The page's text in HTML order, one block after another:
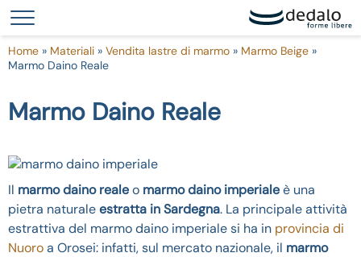
Home » Materiali » Vendita lastre di marmo » Marmo Beige »
Marmo Daino Reale
Marmo Daino Reale
Il marmo daino realeo marmo daino imperialeè una
pietra naturaleestratta in Sardegna. La principale attività
estrattiva del marmo daino imperiale si ha in provincia di
Nuoroa Orosei: infatti, sul mercato nazionale, il marmo
Informativa sulla raccolta
Le tue preferenze relative alla privacy